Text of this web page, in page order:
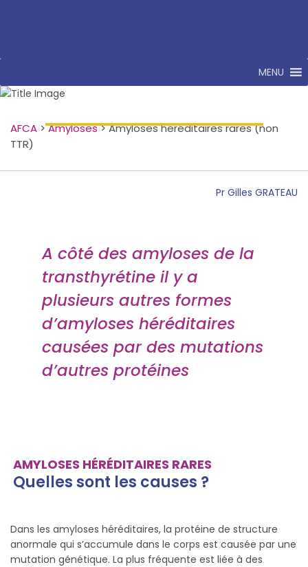
MENU
AFCA >Amyloses>Amyloses héréditaires rares (non
TTR)
Pr Gilles GRATEAU
A côté des amyloses de la
transthyrétine il y a
plusieurs autres formes
d’amyloses héréditaires
causées par des mutations
d’autres protéines
AMYLOSES HÉRÉDITAIRES RARES
Quelles sont les causes ?
Dans les amyloses héréditaires, la protéine de structure
anormale qui s’accumule dans le corps est causée par une
mutation génétique. La plus fréquente est liée à des